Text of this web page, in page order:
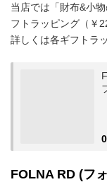
当店では「財布&小
フトラッピング（￥
詳しくは各ギフトラ
FOLNA RD (フ